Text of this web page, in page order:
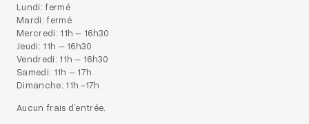
Lundi: fermé
Mardi: fermé
Mercredi: 11h – 16h30
Jeudi: 11h – 16h30
Vendredi: 11h – 16h30
Samedi: 11h – 17h
Dimanche: 11h -17h
Aucun frais d’entrée.